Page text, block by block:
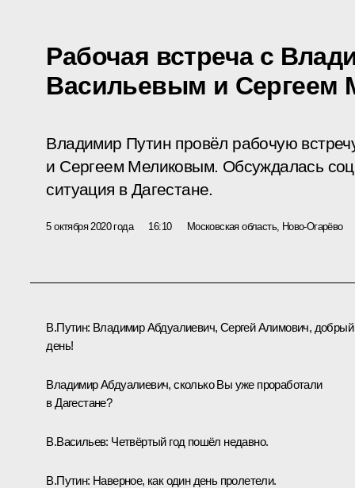
Рабочая встреча с
Васильевым и Сергеем
Владимир Путин провёл рабочую
и Сергеем Меликовым. Обсуждалась
ситуация в Дагестане.
5 октября 2020 года 16:10 Московская область, Ново-Огарёво
В.Путин: Владимир Абдуалиевич, Сергей Алимович, добрый
день!
Владимир Абдуалиевич, сколько Вы уже проработали
в Дагестане?
В.Васильев: Четвёртый год пошёл недавно.
В.Путин: Наверное, как один день пролетели.